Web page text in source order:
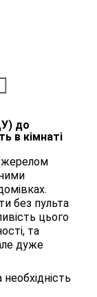
до
в кімнаті
без пульта
цього
та
дуже